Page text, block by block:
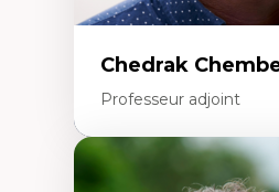
Chedrak
Professeur adjoint